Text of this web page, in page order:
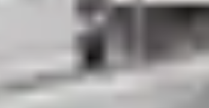
pour les amateurs de glisse. Plus des
Si vous planifiez de partir au ski un
Pour passer un séjour court au